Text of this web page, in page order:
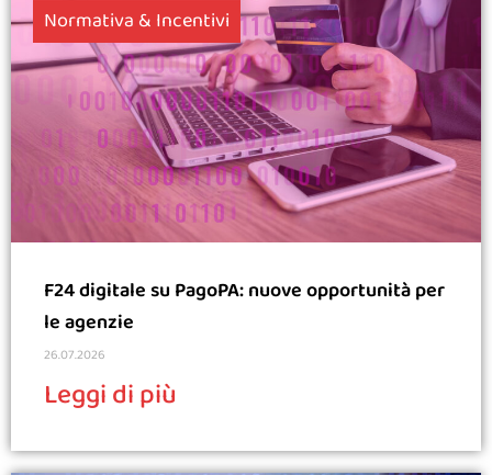
Normativa & Incentivi
F24 digitale su PagoPA: nuove opportunità per
le agenzie
26.07.2026
Leggi di più